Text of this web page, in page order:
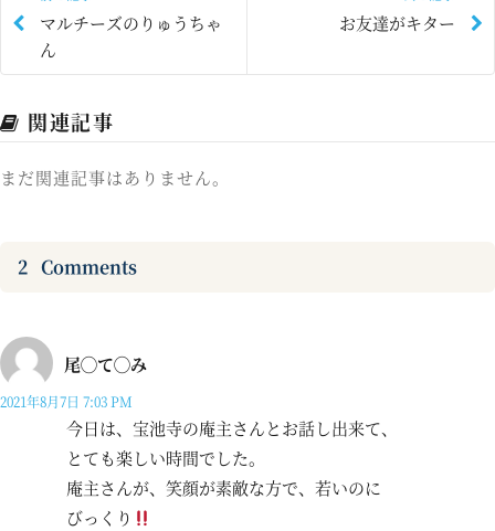
マルチーズのりゅうちゃ
ん
お友達がキター
関連記事
まだ関連記事はありません。
2 Comments
尾◯て◯み
2021年8月7日 7:03 PM
今日は、宝池寺の庵主さんとお話し出来て、
とても楽しい時間でした。
庵主さんが、笑顔が素敵な方で、若いのに
びっくり